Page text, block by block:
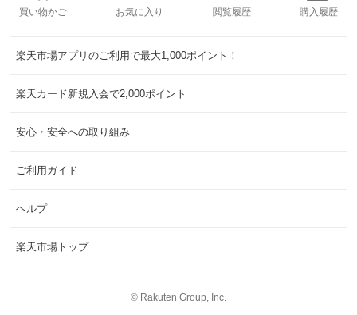
買い物かご お気に入り 閲覧履歴 購入履歴
楽天市場アプリのご利用で最大1,000ポイント！
楽天カード新規入会で2,000ポイント
安心・安全への取り組み
ご利用ガイド
ヘルプ
楽天市場トップ
© Rakuten Group, Inc.